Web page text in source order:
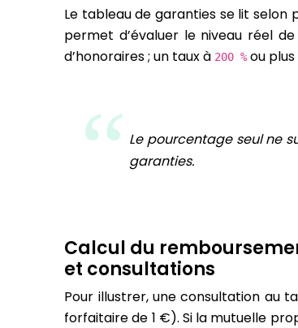
Le tableau de garanties se lit selon
permet d’évaluer le niveau réel
d’honoraires ; un taux à 200 % ou
Le pourcentage seul ne
garanties.
Calcul du
et consultations
Pour illustrer, une consultation au
forfaitaire de 1 €). Si la mutuelle